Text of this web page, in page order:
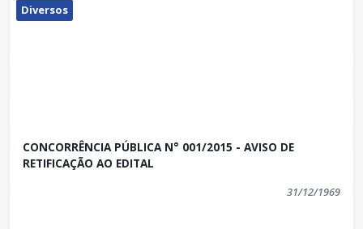
Diversos
CONCORRÊNCIA PÚBLICA N° 001/2015 - AVISO DE
RETIFICAÇÃO AO EDITAL
31/12/1969